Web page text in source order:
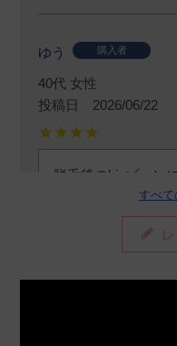
ゆう 購入者
40代 女性
投稿日
2026/06/22
脱毛後のbioゾーン
らかくてなってる
すべて